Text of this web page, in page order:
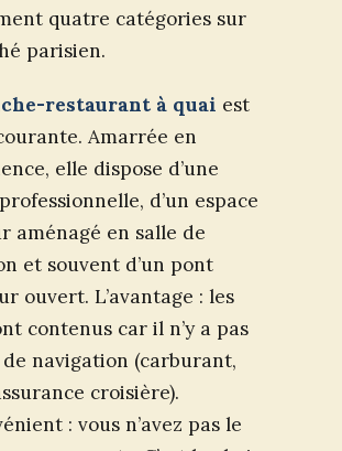
quatre catégories sur
parisien.
restaurant à quai est
Amarrée en
elle dispose d’une
d’un espace
aménagé en salle de
et souvent d’un pont
ouvert. L’avantage : les
contenus car il n’y a pas
navigation (carburant,
croisière).
: vous n’avez pas le